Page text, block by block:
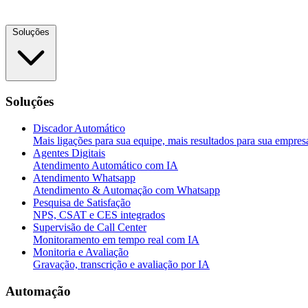
Soluções
Discador Automático
Mais ligações para sua equipe, mais resultados para sua
Agentes Digitais
Atendimento Automático com IA
Atendimento Whatsapp
Atendimento & Automação com Whatsapp
Pesquisa de Satisfação
NPS, CSAT e CES integrados
Supervisão de Call Center
Monitoramento em tempo real com IA
Monitoria e Avaliação
Gravação, transcrição e avaliação por IA
Automação